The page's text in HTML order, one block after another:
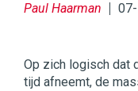
Paul Haarman
Op zich logisch dat
tijd afneemt, de